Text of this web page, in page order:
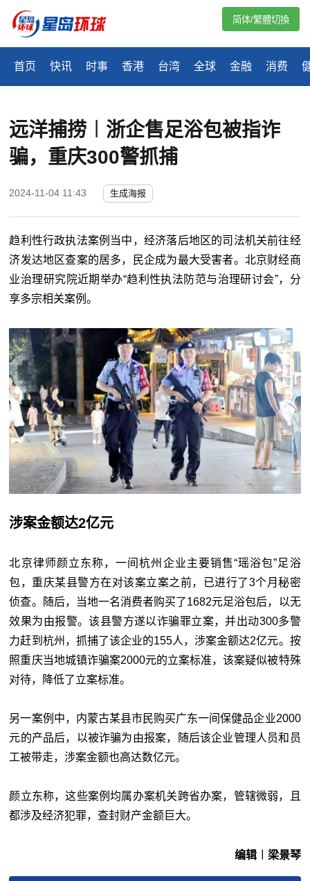
首页 快讯 时事 香港 台湾 全球 金融 消费
简体/繁體切換
远洋捕捞︱浙企售足浴包被指诈
骗，重庆300警抓捕
2024-11-04 11:43 生成海报
趋利性行政执法案例当中，经济落后地区的司法机关前往经
济发达地区查案的居多，民企成为最大受害者。北京财经商
业治理研究院近期举办“趋利性执法防范与治理研讨会”，分
享多宗相关案例。
涉案金额达2亿元
北京律师颜立东称，一间杭州企业主要销售“瑶浴包”足浴
包，重庆某县警方在对该案立案之前，已进行了3个月秘密
侦查。随后，当地一名消费者购买了1682元足浴包后，以无
效果为由报警。该县警方遂以诈骗罪立案，并出动300多警
力赶到杭州，抓捕了该企业的155人，涉案金额达2亿元。按
照重庆当地城镇诈骗案2000元的立案标准，该案疑似被特殊
对待，降低了立案标准。
另一案例中，内蒙古某县市民购买广东一间保健品企业2000
元的产品后，以被诈骗为由报案，随后该企业管理人员和员
工被带走，涉案金额也高达数亿元。
颜立东称，这些案例均属办案机关跨省办案，管辖微弱，且
都涉及经济犯罪，查封财产金额巨大。
编辑︱梁景琴